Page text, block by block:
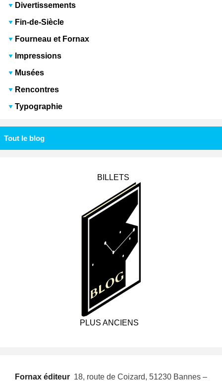
Divertissements
Fin-de-Siècle
Fourneau et Fornax
Impressions
Musées
Rencontres
Typographie
Tout le blog
BILLETS
PLUS ANCIENS
Fornax éditeur  18, route de Coizard, 51230 Bannes –